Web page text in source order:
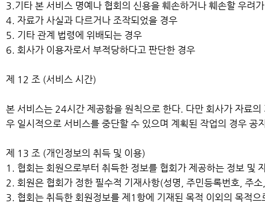
3.기타 본 서비스 명예나 협회의 신용을 훼손하거나 훼손할 우려
4. 자료가 사실과 다르거나 조작되었을 경우
5. 기타 관계 법령에 위배되는 경우
6. 회사가 이용자로서 부적당하다고 판단한 경우
제 12 조 (서비스 시간)
본 서비스는 24시간 제공함을 원칙으로 한다. 다만 회사가 자료
우 일시적으로 서비스를 중단할 수 있으며 계획된 작업의 경우
제 13 조 (개인정보의 취득 및 이용)
1. 협회는 회원으로부터 취득한 정보를 협회가 제공하는 정보 및
2. 회원은 협회가 정한 필수적 기재사항(성명, 주민등록번호, 주
3. 협회는 취득한 회원정보를 제1항에 기재된 목적 이외의 목적